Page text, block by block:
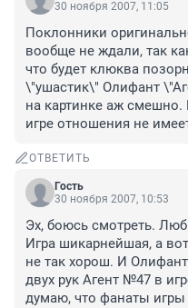
30 ноября 2007, 11:05
Поклонники
вообще не ждали, так
что будет клюква
\"ушастик\" Олифант
на картинке аж
игре отношения не
ОТВЕТИТЬ
Гость
30 ноября 2007, 10:53
Эх, боюсь смотреть.
Игра шикарнейшая, а
не так хорош. И
двух рук Агент №47 в
думаю, что фанаты игры